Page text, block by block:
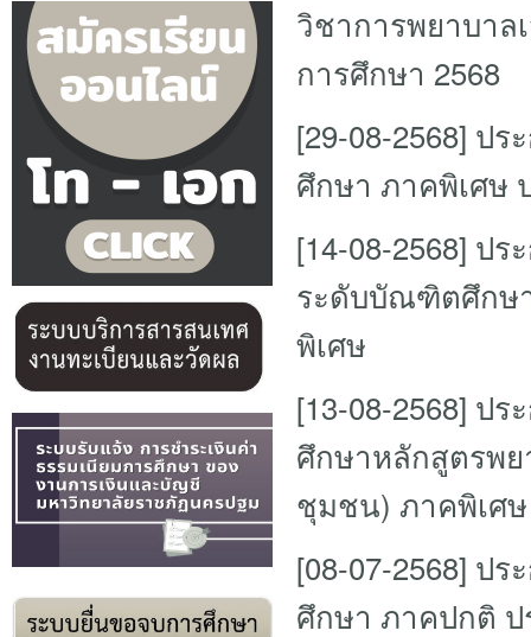
วิชาการพยาบาล
การศึกษา 2568
[29-08-2568] ปร
ศึกษา ภาคพิเศษ
[14-08-2568] ปร
ระดับบัณฑิตศึกษ
พิเศษ
[13-08-2568] ปร
ศึกษาหลักสูตรพ
ชุมชน) ภาคพิเศษ
[08-07-2568] ปร
ศึกษา ภาคปกติ ป